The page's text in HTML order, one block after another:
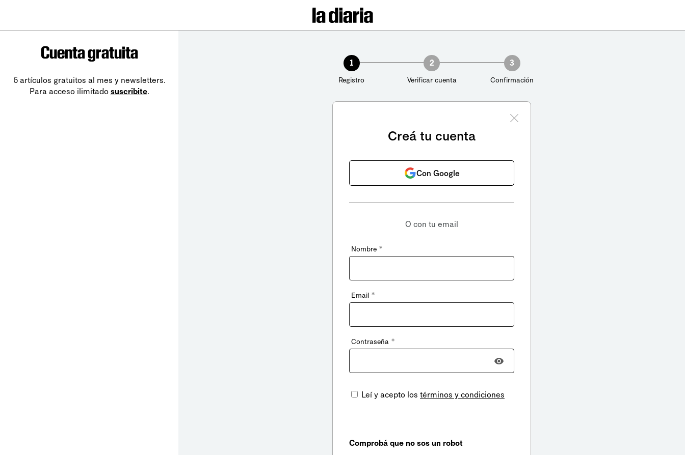
Cuenta gratuita
6 artículos gratuitos al mes y newsletters.
Para acceso ilimitado suscribite.
1
Registro
2
Verificar cuenta
3
Confirmación
Creá tu cuenta
Con Google
O con tu email
Nombre *
Email *
Contraseña *
Leí y acepto los términos y condiciones
Comprobá que no sos un robot